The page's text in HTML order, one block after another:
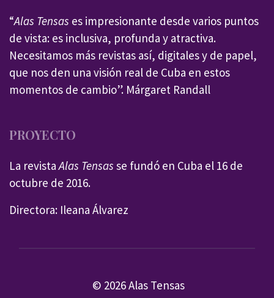
“Alas Tensas es impresionante desde varios puntos
de vista: es inclusiva, profunda y atractiva.
Necesitamos más revistas así, digitales y de papel,
que nos den una visión real de Cuba en estos
momentos de cambio”. Márgaret Randall
PROYECTO
La revistaAlas Tensas se fundó en Cuba el 16 de
octubre de 2016.
Directora: Ileana Álvarez
© 2026 Alas Tensas